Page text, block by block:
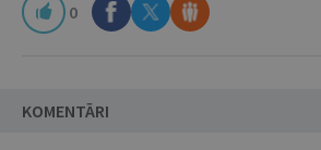
0
KOMENTĀRI